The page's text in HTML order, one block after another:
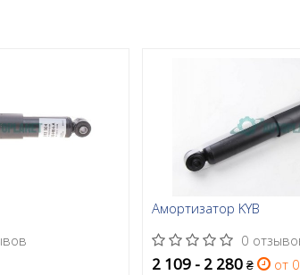
Амортизатор KYB
0
2 109 - 2 280₴
от